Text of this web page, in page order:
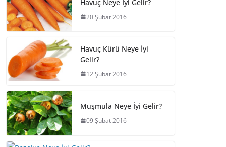
Havuç Neye İyi Gelir?
20 Şubat 2016
Havuç Kürü Neye İyi
Gelir?
12 Şubat 2016
Muşmula Neye İyi Gelir?
09 Şubat 2016